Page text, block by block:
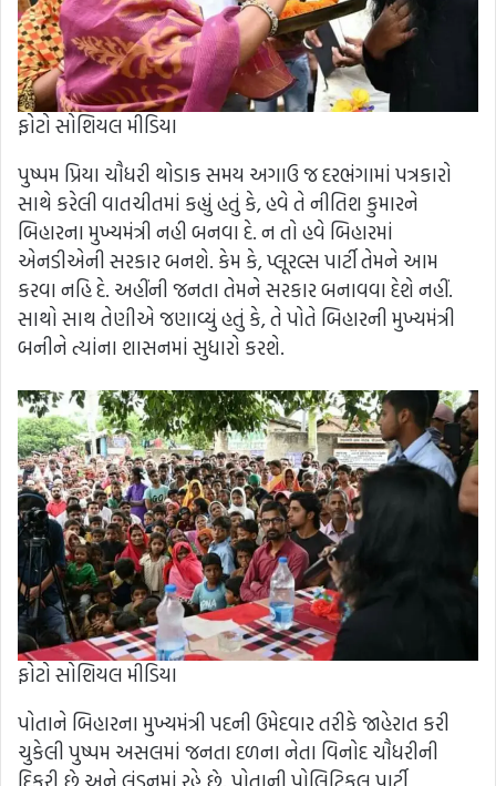
ફોટો સોશિયલ મીડિયા
પુષ્પમ પ્રિયા ચૌધરી થોડાક સમય અગાઉ જ દરભંગામાં પત્રકારો
સાથે કરેલી વાતચીતમાં કહ્યું હતું કે, હવે તે નીતિશ કુમારને
બિહારના મુખ્યમંત્રી નહી બનવા દે. ન તો હવે બિહારમાં
એનડીએની સરકાર બનશે. કેમ કે, પ્લૂરલ્સ પાર્ટી તેમને આમ
કરવા નહિ દે. અહીંની જનતા તેમને સરકાર બનાવવા દેશે નહીં.
સાથો સાથ તેણીએ જણાવ્યું હતું કે, તે પોતે બિહારની મુખ્યમંત્રી
બનીને ત્યાંના શાસનમાં સુધારો કરશે.
ફોટો સોશિયલ મીડિયા
પોતાને બિહારના મુખ્યમંત્રી પદની ઉમેદવાર તરીકે જાહેરાત કરી
ચુકેલી પુષ્પમ અસલમાં જનતા દળના નેતા વિનોદ ચૌધરીની